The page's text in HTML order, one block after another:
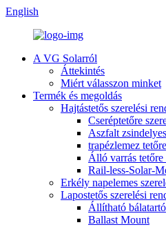
English
A VG Solarról
Áttekintés
Miért válasszon minket
Termék és megoldás
Hajtástetős szerelési
Cseréptetőre
Aszfalt
trapézlemez
Álló varrás tetőre
Rail-less-Solar-
Erkély napelemes
Lapostetős szerelési
Állítható bálatartó
Ballast Mount